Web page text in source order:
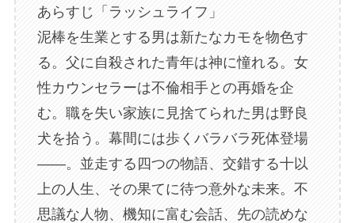
あらすじ「ラッシュライフ」
泥棒を生業とする男は新たなカモを物色す
る。父に自殺された青年は神に憧れる。女
性カウンセラーは不倫相手との再婚を企
む。職を失い家族に見捨てられた男は野良
犬を拾う。幕間には歩くバラバラ死体登場
――。並走する四つの物語、交錯する十以
上の人生、その果てに待つ意外な未来。不
思議な人物、機知に富む会話、先の読めな